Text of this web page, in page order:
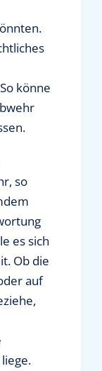
könne
so
es sich
Ob die
auf